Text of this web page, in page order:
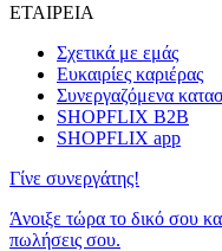
ΕΤΑΙΡΕΙΑ
Σχετικά με εμάς
Ευκαιρίες καριέρας
Συνεργαζόμενα
SHOPFLIX B2B
SHOPFLIX app
Γίνε συνεργάτης!
Άνοιξε τώρα το δικό σου
πωλήσεις σου.